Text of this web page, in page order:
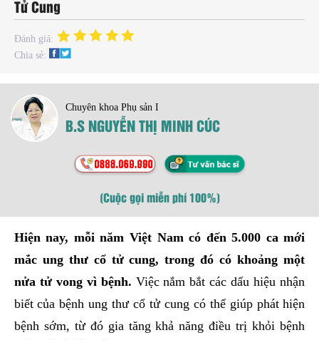
Tử Cung
Đánh giá:
Chia sẻ:
Chuyên khoa Phụ sản I
B.S NGUYỄN THỊ MINH CÚC
(Cuộc gọi miễn phí 100%)
Hiện nay, mỗi năm Việt Nam có đến 5.000 ca mới
mắc ung thư cổ tử cung, trong đó có khoảng một
nửa tử vong vì bệnh. Việc nắm bắt các dấu hiệu nhận
biết của bệnh ung thư cổ tử cung có thể giúp phát hiện
bệnh sớm, từ đó gia tăng khả năng điều trị khỏi bệnh